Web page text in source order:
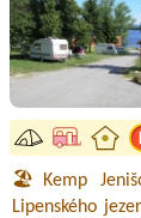
🏖️Kemp
Lipenského